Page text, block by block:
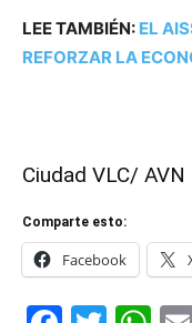
LEE TAMBIÉN: EL
REFORZAR LA
Ciudad VLC/ AVN
Comparte esto:
Facebook